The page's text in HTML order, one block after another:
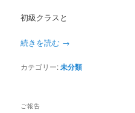
初級クラスと
続きを読む →
カテゴリー:未分類
ご報告